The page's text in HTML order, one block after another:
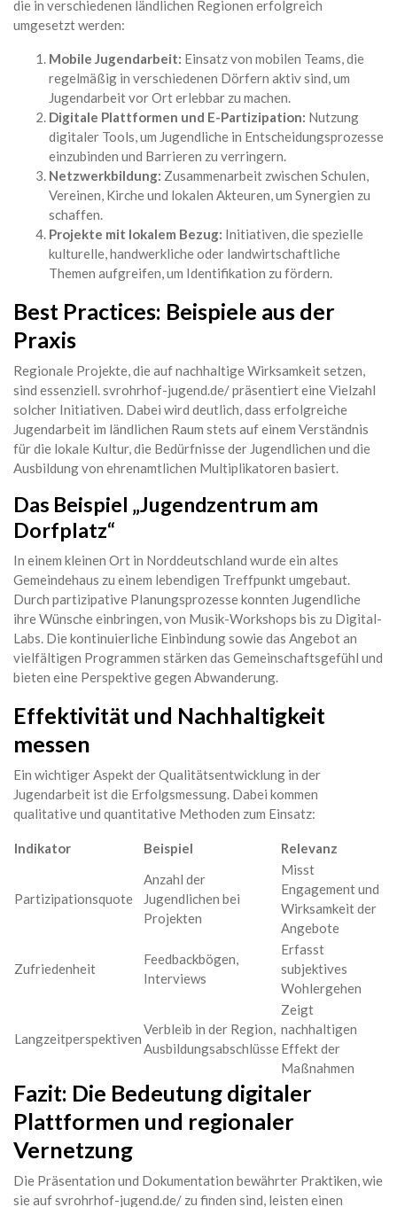
die in verschiedenen ländlichen Regionen erfolgreich
umgesetzt werden:
Mobile Jugendarbeit: Einsatz von mobilen Teams, die
regelmäßig in verschiedenen Dörfern aktiv sind, um
Jugendarbeit vor Ort erlebbar zu machen.
Digitale Plattformen und E-Partizipation: Nutzung
digitaler Tools, um Jugendliche in Entscheidungsprozesse
einzubinden und Barrieren zu verringern.
Netzwerkbildung: Zusammenarbeit zwischen Schulen,
Vereinen, Kirche und lokalen Akteuren, um Synergien zu
schaffen.
Projekte mit lokalem Bezug: Initiativen, die spezielle
kulturelle, handwerkliche oder landwirtschaftliche
Themen aufgreifen, um Identifikation zu fördern.
Best Practices: Beispiele aus der
Praxis
Regionale Projekte, die auf nachhaltige Wirksamkeit setzen,
sind essenziell. svrohrhof-jugend.de/ präsentiert eine Vielzahl
solcher Initiativen. Dabei wird deutlich, dass erfolgreiche
Jugendarbeit im ländlichen Raum stets auf einem Verständnis
für die lokale Kultur, die Bedürfnisse der Jugendlichen und die
Ausbildung von ehrenamtlichen Multiplikatoren basiert.
Das Beispiel „Jugendzentrum am
Dorfplatz“
In einem kleinen Ort in Norddeutschland wurde ein altes
Gemeindehaus zu einem lebendigen Treffpunkt umgebaut.
Durch partizipative Planungsprozesse konnten Jugendliche
ihre Wünsche einbringen, von Musik-Workshops bis zu Digital-
Labs. Die kontinuierliche Einbindung sowie das Angebot an
vielfältigen Programmen stärken das Gemeinschaftsgefühl und
bieten eine Perspektive gegen Abwanderung.
Effektivität und Nachhaltigkeit
messen
Ein wichtiger Aspekt der Qualitätsentwicklung in der
Jugendarbeit ist die Erfolgsmessung. Dabei kommen
qualitative und quantitative Methoden zum Einsatz:
Indikator Beispiel Relevanz
Partizipationsquote
Anzahl der
Jugendlichen bei
Projekten
Misst
Engagement und
Wirksamkeit der
Angebote
Zufriedenheit
Feedbackbögen,
Interviews
Erfasst
subjektives
Wohlergehen
Langzeitperspektiven
Verbleib in der Region,
Ausbildungsabschlüsse
Zeigt
nachhaltigen
Effekt der
Maßnahmen
Fazit: Die Bedeutung digitaler
Plattformen und regionaler
Vernetzung
Die Präsentation und Dokumentation bewährter Praktiken, wie
sie auf svrohrhof-jugend.de/ zu finden sind, leisten einen